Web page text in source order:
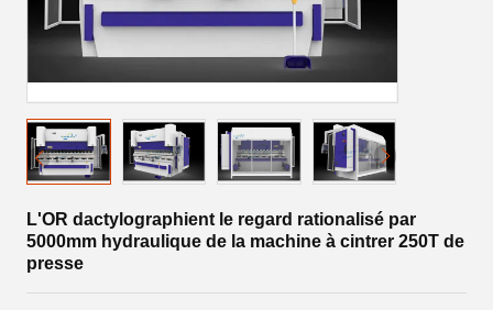
L'OR dactylographient le regard rationalisé par
5000mm hydraulique de la machine à cintrer 250T de
presse